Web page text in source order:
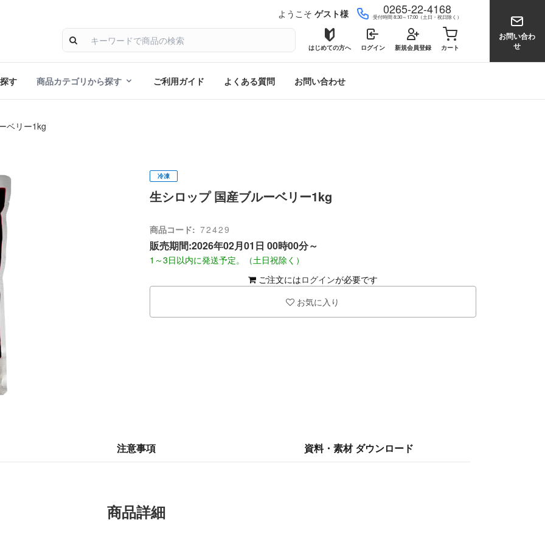
ようこそ ゲスト様 0265-22-4168
受付時間 8:30～17:00（土日・祝日除く）
はじめての方へ ログイン 新規会員登録 カート
お問い合わ
せ
す 商品カテゴリから探す ご利用ガイド よくある質問 お問い合わせ
ベリー1kg
冷凍
生シロップ 国産ブルーベリー1kg
商品コード: 72429
販売期間:2026年02月01日 00時00分～
1～3日以内に発送予定。（土日祝除く）
ご注文にはログインが必要です
お気に入り
注意事項 資料・素材ダウンロード
商品詳細